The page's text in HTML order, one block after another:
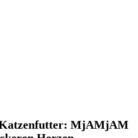
MjAMjAM